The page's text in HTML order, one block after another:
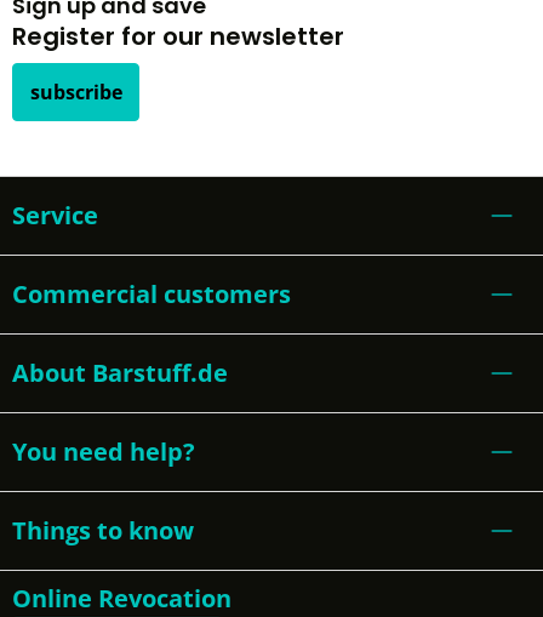
Register for our newsletter
subscribe
Service
Commercial customers
About Barstuff.de
You need help?
Things to know
Online Revocation